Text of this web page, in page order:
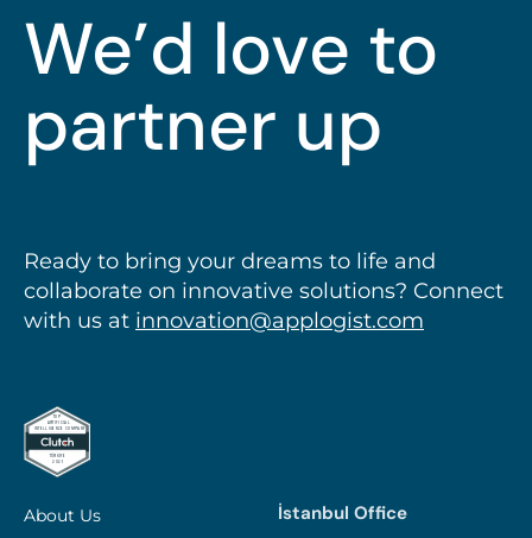
We’d love to
partner up
Ready to bring your dreams to life and
collaborate on innovative solutions? Connect
with us at innovation@applogist.com
About Us İstanbul Office